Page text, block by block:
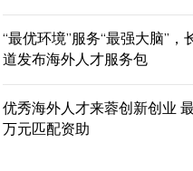
“最优环境”服务“最强大脑”，
道发布海外人才服务包
优秀海外人才来蓉创新创业
万元匹配资助